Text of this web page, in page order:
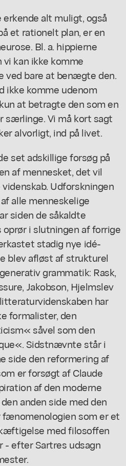
alt muligt, også
et rationelt plan, er en
Bl. a. hippierne
vi kan ikke komme
ved bare at benægte den.
ikke komme udenom
at betragte den som en
Vi må kort sagt
alvorligt, ind på livet.
set adskillige forsøg på
af mennesket, det vil
Udforskningen
alle menneskelige
siden de såkaldte
i slutningen af forrige
stadig nye idé-
blev afløst af strukturel
grammatik: Rask,
Jakobson, Hjelmslev
har
formalister, den
såvel som den
Sidstnævnte står i
side den reformering af
er forsøgt af Claude
af den moderne
anden side med den
som er et
med filosoffen
- efter Sartres udsagn